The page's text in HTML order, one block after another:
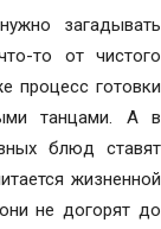
загадывать
то от чистого
процесс готовки
танцами. А в
блюд ставят
жизненной
не догорят до